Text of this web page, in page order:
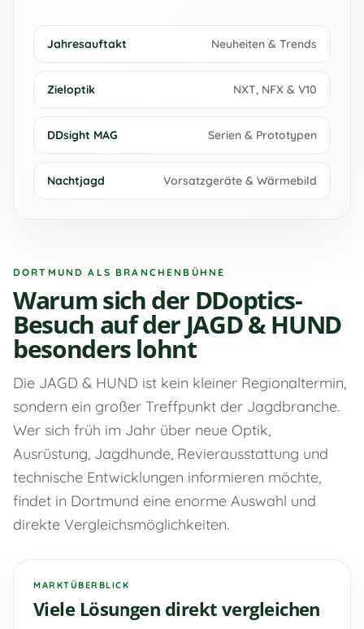
Jahresauftakt Neuheiten & Trends
Zieloptik NXT, NFX & V10
DDsight MAG Serien & Prototypen
Nachtjagd Vorsatzgeräte & Wärmebild
DORTMUND ALS BRANCHENBÜHNE
Warum sich der DDoptics-
Besuch auf der JAGD & HUND
besonders lohnt
Die JAGD & HUND ist kein kleiner Regionaltermin,
sondern ein großer Treffpunkt der Jagdbranche.
Wer sich früh im Jahr über neue Optik,
Ausrüstung, Jagdhunde, Revierausstattung und
technische Entwicklungen informieren möchte,
findet in Dortmund eine enorme Auswahl und
direkte Vergleichsmöglichkeiten.
MARKTÜBERBLICK
Viele Lösungen direkt vergleichen